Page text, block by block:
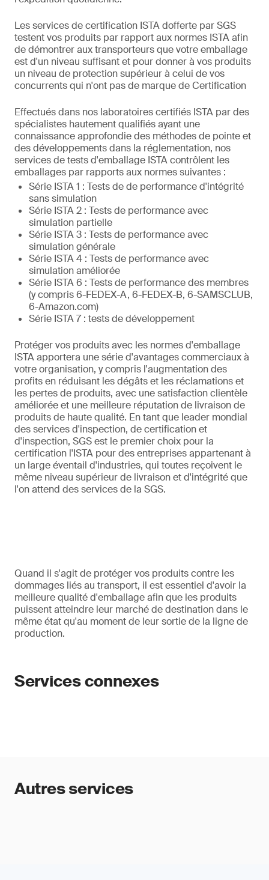
Les services de certification ISTA dofferte par SGS
testent vos produits par rapport aux normes ISTA afin
de démontrer aux transporteurs que votre emballage
est d'un niveau suffisant et pour donner à vos produits
un niveau de protection supérieur à celui de vos
concurrents qui n'ont pas de marque de Certification
Effectués dans nos laboratoires certifiés ISTA par des
spécialistes hautement qualifiés ayant une
connaissance approfondie des méthodes de pointe et
des développements dans la réglementation, nos
services de tests d'emballage ISTA contrôlent les
emballages par rapports aux normes suivantes :
Série ISTA 1 : Tests de de performance d'intégrité
sans simulation
Série ISTA 2 : Tests de performance avec
simulation partielle
Série ISTA 3 : Tests de performance avec
simulation générale
Série ISTA 4 : Tests de performance avec
simulation améliorée
Série ISTA 6 : Tests de performance des membres
(y compris 6-FEDEX-A, 6-FEDEX-B, 6-SAMSCLUB,
6-Amazon.com)
Série ISTA 7 : tests de développement
Protéger vos produits avec les normes d'emballage
ISTA apportera une série d'avantages commerciaux à
votre organisation, y compris l'augmentation des
profits en réduisant les dégâts et les réclamations et
les pertes de produits, avec une satisfaction clientèle
améliorée et une meilleure réputation de livraison de
produits de haute qualité. En tant que leader mondial
des services d'inspection, de certification et
d'inspection, SGS est le premier choix pour la
certification l'ISTA pour des entreprises appartenant à
un large éventail d'industries, qui toutes reçoivent le
même niveau supérieur de livraison et d'intégrité que
l'on attend des services de la SGS.
Quand il s'agit de protéger vos produits contre les
dommages liés au transport, il est essentiel d'avoir la
meilleure qualité d'emballage afin que les produits
puissent atteindre leur marché de destination dans le
même état qu'au moment de leur sortie de la ligne de
production.
Services connexes
Autres services